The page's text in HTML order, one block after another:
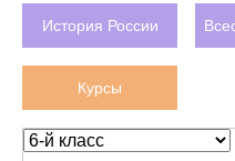
История России
Курсы